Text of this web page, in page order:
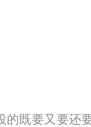
的既要又要还